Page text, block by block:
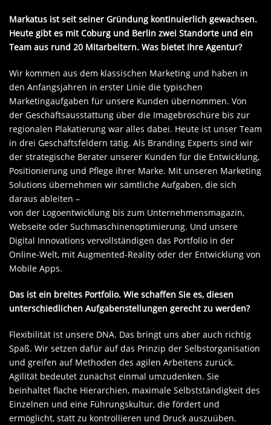
Markatus ist seit seiner Gründung kontinuierlich gewachsen.
Heute gibt es mit Coburg und Berlin zwei Standorte und ein
Team aus rund 20 Mitarbeitern. Was bietet Ihre Agentur?
Wir kommen aus dem klassischen Marketing und haben in
den Anfangsjahren in erster Linie die typischen
Marketingaufgaben für unsere Kunden übernommen. Von
der Geschäftsausstattung über die Imagebroschüre bis zur
regionalen Plakatierung war alles dabei. Heute ist unser Team
in drei Geschäftsfeldern tätig. Als Branding Experts sind wir
der strategische Berater unserer Kunden für die Entwicklung,
Positionierung und Pflege ihrer Marke. Mit unseren Marketing
Solutions übernehmen wir sämtliche Aufgaben, die sich
daraus ableiten –
von der Logoentwicklung bis zum Unter­nehmensmagazin,
Webseite oder Such­maschinen­optimierung. Und unsere
Digital Innovations vervollständigen das Portfolio in der
Online-Welt, mit Augmented-Reality oder der Entwicklung von
Mobile Apps.
Das ist ein breites Portfolio. Wie schaffen Sie es, diesen
unterschiedlichen Aufgabenstellungen gerecht zu werden?
Flexibilität ist unsere DNA. Das bringt uns aber auch richtig
Spaß. Wir setzen dafür auf das Prinzip der Selbstorganisation
und greifen auf Methoden des agilen Arbeitens zurück.
Agilität bedeutet zunächst einmal umzudenken. Sie
beinhaltet flache Hierarchien, maximale Selbstständigkeit des
Einzelnen und eine Führungskultur, die fördert und
ermöglicht, statt zu kontrollieren und Druck auszuüben.